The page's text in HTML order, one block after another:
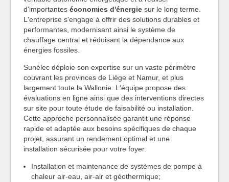
d'importantes économies d'énergie sur le long terme.
L'entreprise s'engage à offrir des solutions durables et
performantes, modernisant ainsi le système de
chauffage central et réduisant la dépendance aux
énergies fossiles.
Sunélec déploie son expertise sur un vaste périmètre
couvrant les provinces de Liège et Namur, et plus
largement toute la Wallonie. L'équipe propose des
évaluations en ligne ainsi que des interventions directes
sur site pour toute étude de faisabilité ou installation.
Cette approche personnalisée garantit une réponse
rapide et adaptée aux besoins spécifiques de chaque
projet, assurant un rendement optimal et une
installation sécurisée pour votre foyer.
Installation et maintenance de systèmes de pompe à
chaleur air-eau, air-air et géothermique;